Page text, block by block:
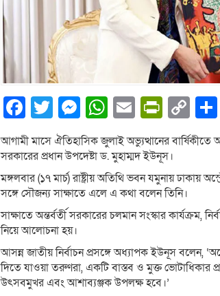
Facebook
Twitter
Messenger
WhatsApp
Email
আগামী মাসে ঐতিহাসিক জুলাই অভ্যুত্থানের বার্ষিকীতে
সরকারের প্রধান উপদেষ্টা ড. মুহাম্মদ ইউনূস।
মঙ্গলবার (১৭ মার্চ) রাষ্ট্রীয় অতিথি ভবন যমুনায় ঢাকায়
সঙ্গে সৌজন্য সাক্ষাতে এলে এ কথা বলেন তিনি।
সাক্ষাতে অন্তর্বর্তী সরকারের চলমান সংস্কার কার্যক্রম,
নিয়ে আলোচনা হয়।
আসন্ন জাতীয় নির্বাচন প্রসঙ্গে অধ্যাপক ইউনূস বলেন,
দিতে যাওয়া তরুণরা, একটি বাস্তব ও মুক্ত ভোটাধিকার
উৎসবমুখর এবং আশাব্যঞ্জক উপলক্ষ হবে।’